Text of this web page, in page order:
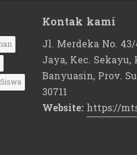
Siswa
Kontak kami
Jl. Merdeka No.
Jaya, Kec. Sekayu,
Banyuasin, Prov.
30711
Website: https://